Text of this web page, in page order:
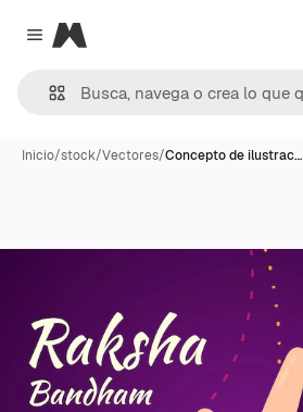
Close menu
Magnific
Inicio/stock/Vectores/Concepto de ilustrac…